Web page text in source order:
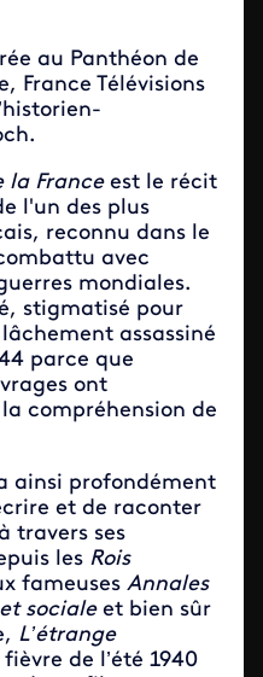
au Panthéon de
France Télévisions
la Franceest le récit
l'un des plus
reconnu dans le
avec
mondiales.
stigmatisé pour
assassiné
parce que
ont
compréhension de
ainsi profondément
et de raconter
travers ses
les Rois
fameuses Annales
socialeet bien sûr
L’étrange
de l’été 1940